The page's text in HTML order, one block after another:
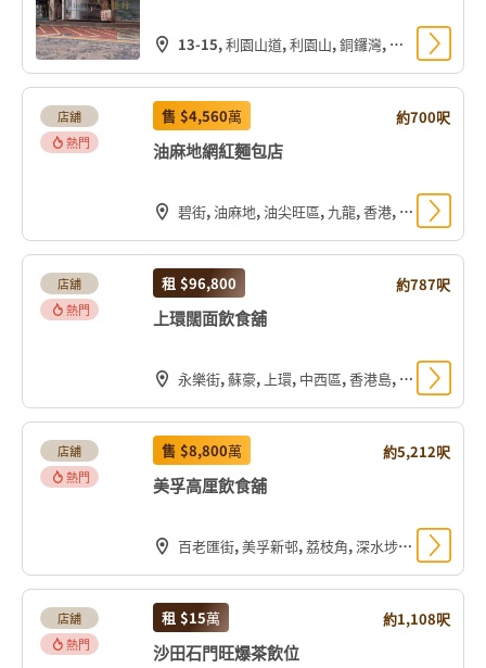
13-15, 利園山道, 利園山, 銅鑼灣, 灣仔區, 香港島, 香港, 中国
店舖
熱門
售 $4,560萬 約700呎
油麻地網紅麵包店
碧街, 油麻地, 油尖旺區, 九龍, 香港, 中国
店舖
熱門
租 $96,800 約787呎
上環闊面飲食舖
永樂街, 蘇豪, 上環, 中西區, 香港島, 香港, 中国
店舖
熱門
售 $8,800萬 約5,212呎
美孚高厘飲食舖
百老匯街, 美孚新邨, 荔枝角, 深水埗區, 九龍, 香港, 中国
店舖
熱門
租 $15萬 約1,108呎
沙田石門旺爆茶飲位